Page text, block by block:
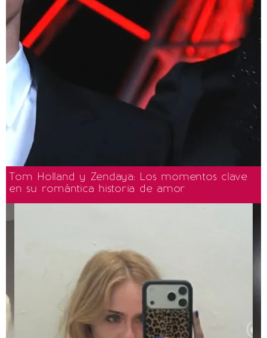
Tom Holland y Zendaya: Los momentos clave
en su romántica historia de amor